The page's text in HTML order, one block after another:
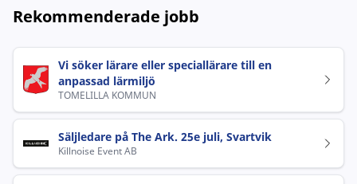
Rekommenderade jobb
Vi söker lärare eller speciallärare till en
anpassad lärmiljö
TOMELILLA KOMMUN
Säljledare på The Ark. 25e juli, Svartvik
Killnoise Event AB